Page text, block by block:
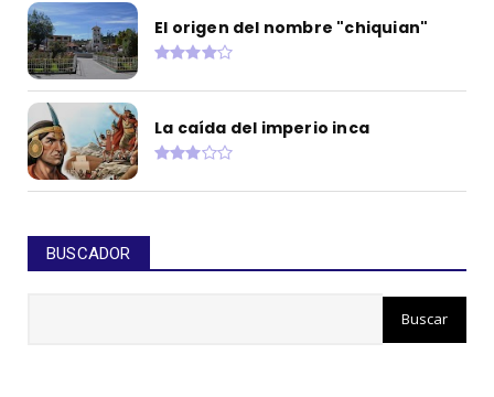
El origen del nombre "chiquian"
La caída del imperio inca
BUSCADOR